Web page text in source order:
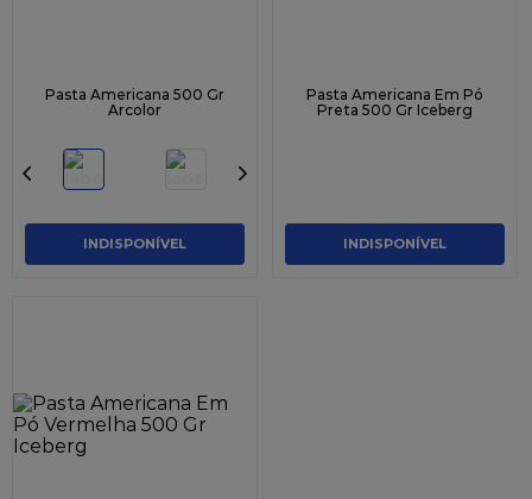
Pasta Americana 500 Gr
Arcolor
INDISPONÍVEL
Pasta Americana Em Pó
Preta 500 Gr Iceberg
INDISPONÍVEL